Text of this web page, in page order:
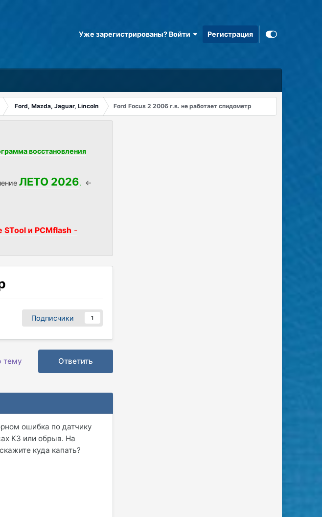
Уже зарегистрированы? Войти Регистрация
Ford, Mazda, Jaguar, Lincoln Ford Focus 2 2006 г.в. не работает спидометр
восстановления
ЛЕТО 2026. <-
STool и PCMflash -
Подписчики 1
Ответить
тему
ошибка по датчику
КЗ или обрыв. На
куда капать?